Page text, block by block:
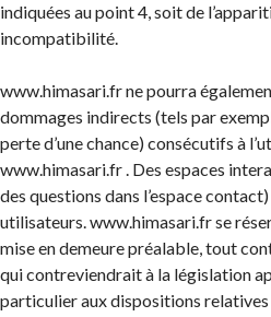
indiquées au point 4, soit de
incompatibilité.
www.himasari.fr ne pourra
dommages indirects (tels par
perte d’une chance) consécutifs à
www.himasari.fr . Des espaces
des questions dans l’espace
utilisateurs. www.himasari.fr se
mise en demeure préalable, tout
qui contreviendrait à la législation
particulier aux dispositions